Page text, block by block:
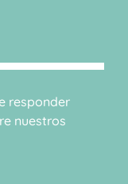
responder
nuestros